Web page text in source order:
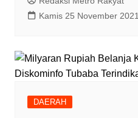
Kamis 25 November 2021
DAERAH